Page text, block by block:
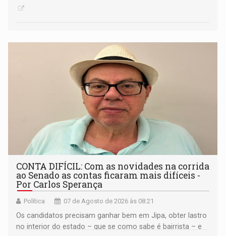
CONTA DIFÍCIL: Com as novidades na corrida
ao Senado as contas ficaram mais difíceis -
Por Carlos Sperança
Política 07 de Agosto de 2026 às 08:21
Os candidatos precisam ganhar bem em Jipa, obter lastro
no interior do estado – que se como sabe é bairrista – e